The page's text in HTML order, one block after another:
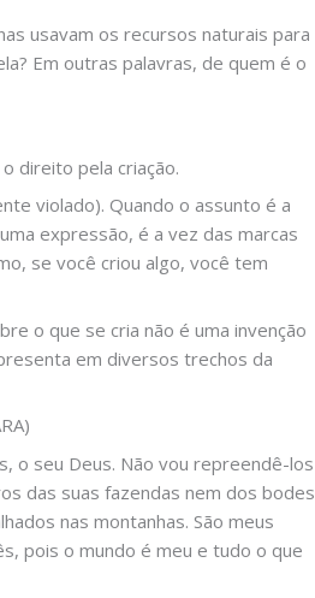
usavam os recursos naturais para
Em outras palavras, de quem é o
direito pela criação.
violado). Quando o assunto é a
expressão, é a vez das marcas
se você criou algo, você tem
o que se cria não é uma invenção
em diversos trechos da
o seu Deus. Não vou repreendê-los
das suas fazendas nem dos bodes
nas montanhas. São meus
pois o mundo é meu e tudo o que